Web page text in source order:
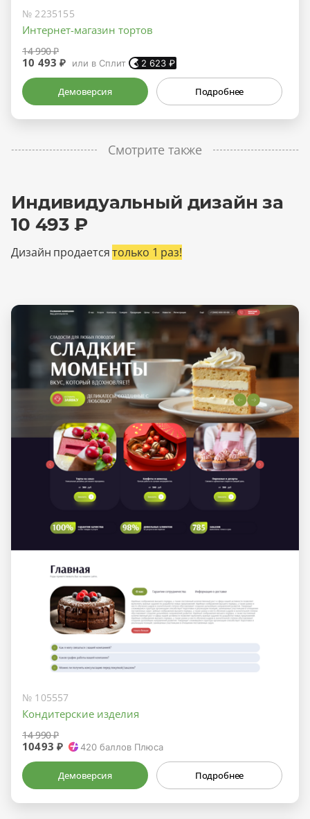
№ 2235155
Интернет-магазин тортов
14 990 ₽
10 493 ₽ или в Сплит 2 623₽
Демоверсия Подробнее
Смотрите также
Индивидуальный дизайн за
10 493 ₽
Дизайн продаетсятолько 1 раз!
№ 105557
Кондитерские изделия
14 990 ₽
10493 ₽ 420 баллов Плюса
Демоверсия Подробнее